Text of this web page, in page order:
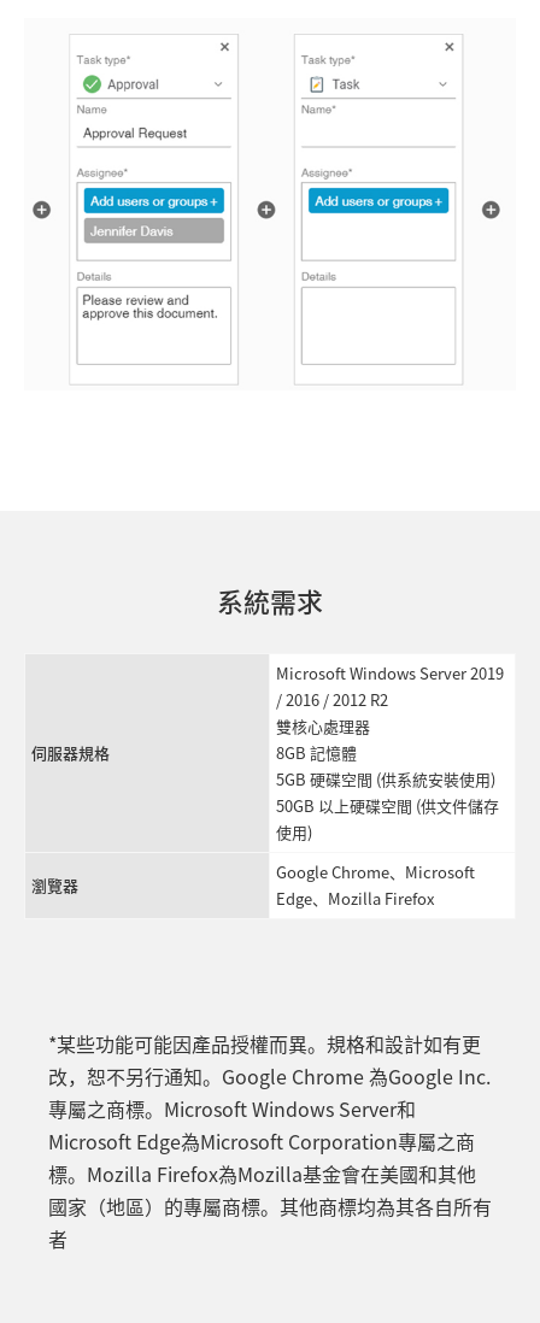
系統需求
伺服器規格
Microsoft Windows Server 2019
/ 2016 / 2012 R2
雙核心處理器
8GB 記憶體
5GB 硬碟空間 (供系統安裝使用)
50GB 以上硬碟空間 (供文件儲存
使用)
瀏覽器
Google Chrome、Microsoft
Edge、Mozilla Firefox
*某些功能可能因產品授權而異。規格和設計如有更
改，恕不另行通知。Google Chrome 為Google Inc.
專屬之商標。Microsoft Windows Server和
Microsoft Edge為Microsoft Corporation專屬之商
標。Mozilla Firefox為Mozilla基金會在美國和其他
國家（地區）的專屬商標。其他商標均為其各自所有
者